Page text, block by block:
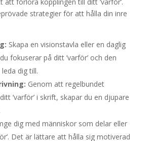
strategier för att hålla din inre
Skapa en visionstavla eller en daglig
fokuserar på ditt ’varför’ och den
dig till.
Genom att regelbundet
’varför’ i skrift, skapar du en djupare
dig med människor som delar eller
Det är lättare att hålla sig motiverad